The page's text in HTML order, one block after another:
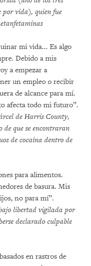
por vida), quien fue
mi vida... Es algo
Debido a mis
a empezar a
un empleo o recibir
de alcance para mí.
afecta todo mi futuro”.
de Harris County,
que se encontraran
de cocaína dentro de
para alimentos.
de basura. Mis
no para mí”.
libertad vigilada por
declarado culpable
en rastros de